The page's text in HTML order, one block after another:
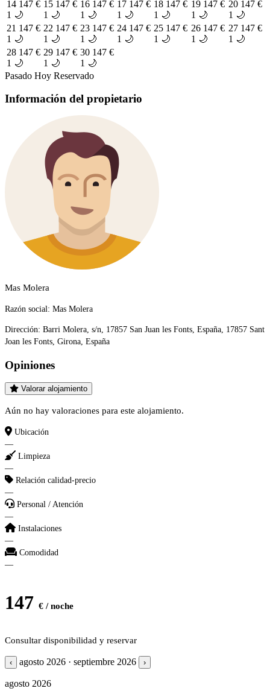
14 147 €
1 🌙
15 147 €
1 🌙
16 147 €
1 🌙
17 147 €
1 🌙
18 147 €
1 🌙
19 147 €
1 🌙
20 147 €
1 🌙
21 147 €
1 🌙
22 147 €
1 🌙
23 147 €
1 🌙
24 147 €
1 🌙
25 147 €
1 🌙
26 147 €
1 🌙
27 147 €
1 🌙
28 147 €
1 🌙
29 147 €
1 🌙
30 147 €
1 🌙
Pasado Hoy Reservado
Información del propietario
Mas Molera
Razón social: Mas Molera
Dirección: Barri Molera, s/n, 17857 San Juan les Fonts, España, 17857 Sant
Joan les Fonts, Girona, España
Opiniones
Valorar alojamiento
Aún no hay valoraciones para este alojamiento.
Ubicación
—
Limpieza
—
Relación calidad-precio
—
Personal / Atención
—
Instalaciones
—
Comodidad
—
147 € / noche
Consultar disponibilidad y reservar
‹ agosto 2026 · septiembre 2026 ›
agosto 2026